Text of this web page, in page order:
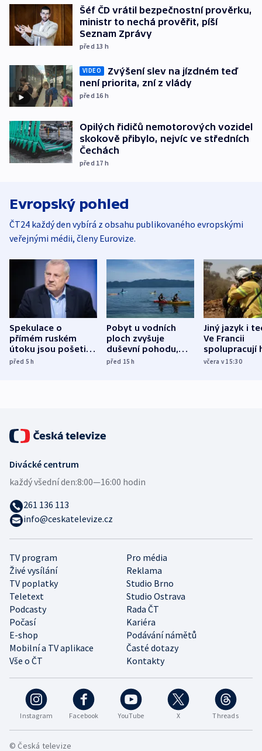
Šéf ČD vrátil bezpečnostní prověrku,
ministr to nechá prověřit, píší
Seznam Zprávy
před 13 h
VIDEO
Zvýšení slev na jízdném teď
není priorita, zní z vlády
před 16 h
Opilých řidičů nemotorových vozidel
skokově přibylo, nejvíc ve středních
Čechách
před 17 h
Evropský pohled
ČT24 každý den vybírá z obsahu publikovaného evropskými
veřejnými médii, členy Eurovize.
Spekulace o
přímém ruském
útoku jsou pošetilé,
míní estonský
před 5h
Pobyt u vodních
ploch zvyšuje
duševní pohodu,
ukázala
před 15h
Jiný jazyk i
Ve Francii
spolupracují
různých zemí
včera v 15:30
Instagram Facebook YouTube X Threads
TV program
Pro média
Živé vysílání
Reklama
TV poplatky
Studio Brno
Teletext
Studio Ostrava
Podcasty
Rada ČT
Počasí
Kariéra
E-shop
Podávání námětů
Mobilní a TV aplikace
Časté dotazy
Vše o ČT
Kontakty
Divácké centrum
každý všední den:8:00—16:00 hodin
261 136 113
info@ceskatelevize.cz
© Česká televize